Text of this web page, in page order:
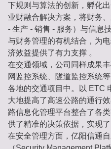
下规则与算法的创新，孵化
业财融合解决方案，将财务
- 生产 - 销售 - 服务）与信息
与财务管理的有机结合，为
济效益提供了有力支撑 。
在交通领域，公司同样成果
网监控系统、隧道监控系统
各地的交通项目中。以 ETC
大地提高了高速公路的通行
路信息化管理平台整合了各
供了精准的决策依据，实现
在安全管理方面，亿阳信通